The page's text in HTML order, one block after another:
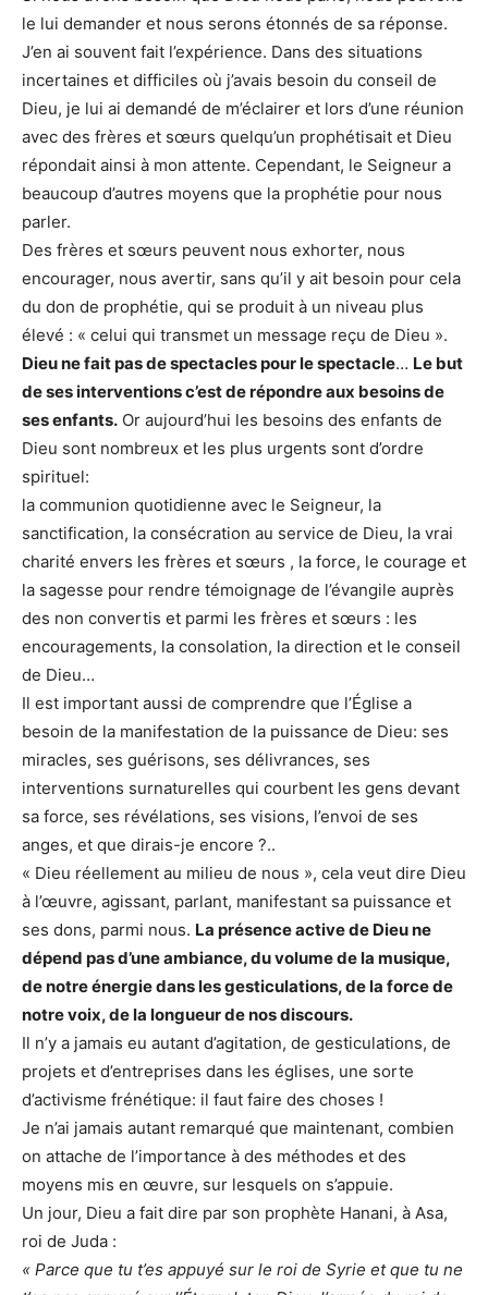
le lui demander et nous serons étonnés de sa réponse.
J’en ai souvent fait l’expérience. Dans des situations
incertaines et difficiles où j’avais besoin du conseil de
Dieu, je lui ai demandé de m’éclairer et lors d’une réunion
avec des frères et sœurs quelqu’un prophétisait et Dieu
répondait ainsi à mon attente. Cependant, le Seigneur a
beaucoup d’autres moyens que la prophétie pour nous
parler.
Des frères et sœurs peuvent nous exhorter, nous
encourager, nous avertir, sans qu’il y ait besoin pour cela
du don de prophétie, qui se produit à un niveau plus
élevé : « celui qui transmet un message reçu de Dieu ».
Dieu ne fait pas de spectacles pour le spectacle… Le but
de ses interventions c’est de répondre aux besoins de
ses enfants. Or aujourd’hui les besoins des enfants de
Dieu sont nombreux et les plus urgents sont d’ordre
spirituel:
la communion quotidienne avec le Seigneur, la
sanctification, la consécration au service de Dieu, la vrai
charité envers les frères et sœurs , la force, le courage et
la sagesse pour rendre témoignage de l’évangile auprès
des non convertis et parmi les frères et sœurs : les
encouragements, la consolation, la direction et le conseil
de Dieu…
Il est important aussi de comprendre que l’Église a
besoin de la manifestation de la puissance de Dieu: ses
miracles, ses guérisons, ses délivrances, ses
interventions surnaturelles qui courbent les gens devant
sa force, ses révélations, ses visions, l’envoi de ses
anges, et que dirais-je encore ?..
« Dieu réellement au milieu de nous », cela veut dire Dieu
à l’œuvre, agissant, parlant, manifestant sa puissance et
ses dons, parmi nous. La présence active de Dieu ne
dépend pas d’une ambiance, du volume de la musique,
de notre énergie dans les gesticulations, de la force de
notre voix, de la longueur de nos discours.
Il n’y a jamais eu autant d’agitation, de gesticulations, de
projets et d’entreprises dans les églises, une sorte
d’activisme frénétique: il faut faire des choses !
Je n’ai jamais autant remarqué que maintenant, combien
on attache de l’importance à des méthodes et des
moyens mis en œuvre, sur lesquels on s’appuie.
Un jour, Dieu a fait dire par son prophète Hanani, à Asa,
roi de Juda :
« Parce que tu t’es appuyé sur le roi de Syrie et que tu ne